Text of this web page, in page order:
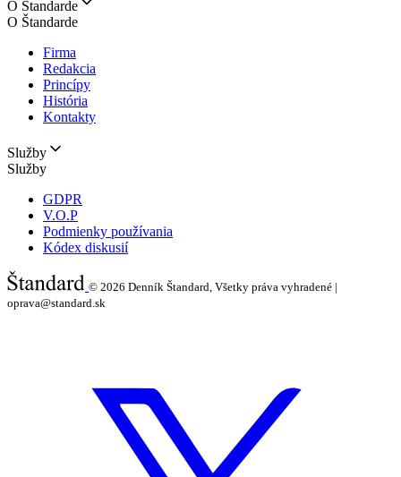
O Štandarde
O Štandarde
Firma
Redakcia
Princípy
História
Kontakty
Služby
Služby
GDPR
V.O.P
Podmienky používania
Kódex diskusií
© 2026 Denník Štandard, Všetky práva vyhradené |
oprava@standard.sk